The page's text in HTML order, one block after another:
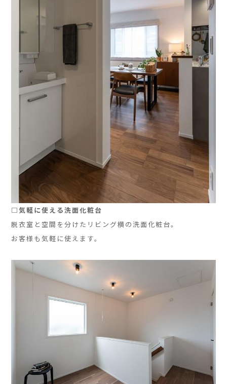
□気軽に使える洗面化粧台
脱衣室と空間を分けたリビング横の洗面化粧台。
お客様も気軽に使えます。